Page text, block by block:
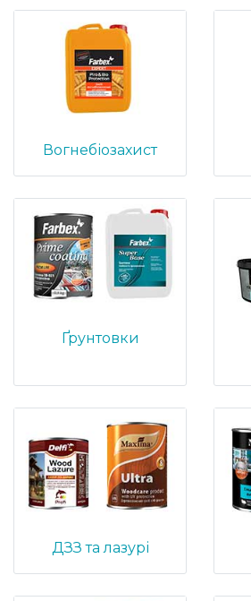
Вогнебіозахист
Ґрунтовки
ДЗЗ та лазурі